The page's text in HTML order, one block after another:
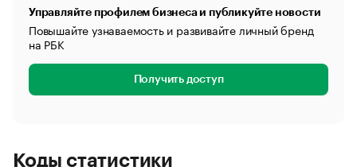
Управляйте профилем бизнеса и публикуйте новости
Повышайте узнаваемость и развивайте личный бренд
на РБК
Получить доступ
Коды статистики